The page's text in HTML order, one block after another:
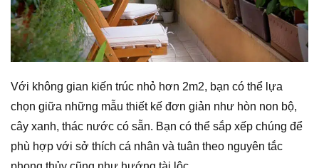
Với không gian kiến trúc nhỏ hơn 2m2, bạn có thể lựa
chọn giữa những mẫu thiết kế đơn giản như hòn non bộ,
cây xanh, thác nước có sẵn. Bạn có thể sắp xếp chúng để
phù hợp với sở thích cá nhân và tuân theo nguyên tắc